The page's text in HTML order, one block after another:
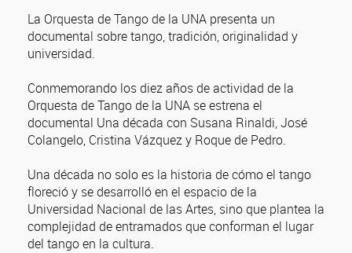
La Orquesta de Tango de la UNA presenta un
documental sobre tango, tradición, originalidad y
universidad.
Conmemorando los diez años de actividad de la
Orquesta de Tango de la UNA se estrena el
documental Una década con Susana Rinaldi, José
Colangelo, Cristina Vázquez y Roque de Pedro.
Una década no solo es la historia de cómo el tango
floreció y se desarrolló en el espacio de la
Universidad Nacional de las Artes, sino que plantea la
complejidad de entramados que conforman el lugar
del tango en la cultura.